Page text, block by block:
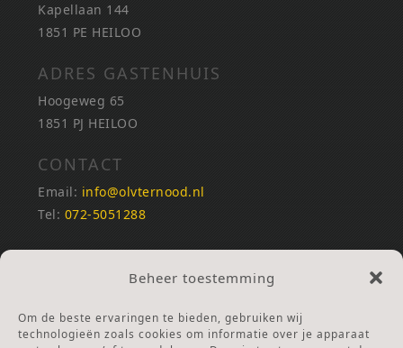
Beheer toestemming
Om de beste ervaringen te bieden, gebruiken wij
technologieën zoals cookies om informatie over je apparaat
Kapellaan 144
1851 PE HEILOO
ADRES GASTENHUIS
Hoogeweg 65
1851 PJ HEILOO
CONTACT
Email: info@olvternood.nl
Tel: 072-5051288
REKENINGNUMMERS
NL25INGB0000672168
Ga naar Doneren